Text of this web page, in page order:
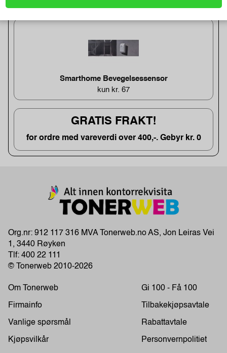
Smarthome Bevegelsessensor
kun kr. 67
GRATIS FRAKT!
for ordre med vareverdi over 400,-. Gebyr kr. 0
Org.nr: 912 117 316 MVA Tonerweb.no AS, Jon Leiras Vei
1, 3440 Røyken
Tlf: 400 22 111
© Tonerweb 2010-2026
Om Tonerweb
Firmainfo
Vanlige spørsmål
Kjøpsvilkår
Gi 100 - Få 100
Tilbakekjøpsavtale
Rabattavtale
Personvernpolitiet